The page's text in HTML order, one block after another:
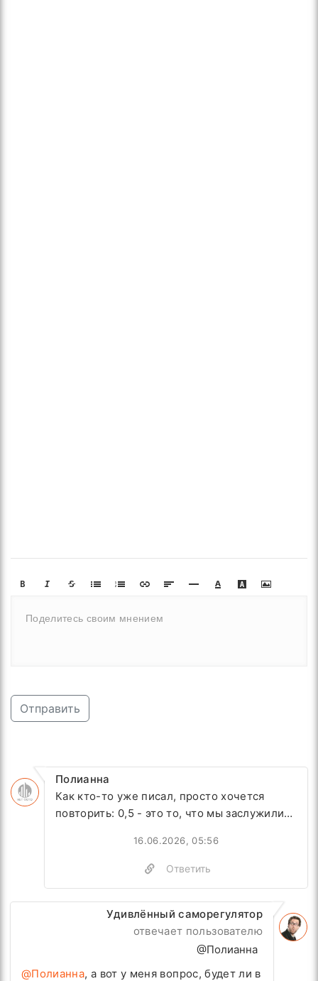
Отправить
Полианна
Как кто-то уже писал, просто хочется
повторить: 0,5 - это то, что мы заслужили…
16.06.2026, 05:56
Ответить
Удивлённый саморегулятор
отвечает пользователю
@Полианна
@Полианна, а вот у меня вопрос, будет ли в